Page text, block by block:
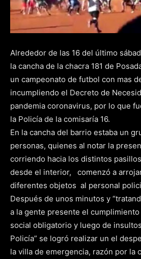
Alrededor de las 16 del último
la cancha de la chacra 181 de
un campeonato de futbol con mas
incumpliendo el Decreto de
pandemia coronavirus, por lo que
la Policía de la comisaría 16.
En la cancha del barrio estaba un
personas, quienes al notar la
corriendo hacia los distintos
desde el interior, comenzó a
diferentes objetos al personal
Después de unos minutos y
a la gente presente el
social obligatorio y luego de
Policía” se logró realizar un el
la villa de emergencia, razón por la